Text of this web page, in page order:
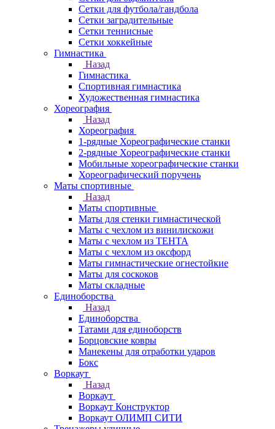
Сетки для футбола/гандбола
Сетки заградительные
Сетки теннисные
Сетки хоккейные
Гимнастика
Назад
Гимнастика
Спортивная гимнастика
Художественная гимнастика
Хореография
Назад
Хореография
1-рядные Хореографические станки
2-рядные Хореографические станки
Мобильные хореографические станки
Хореографический поручень
Маты спортивные
Назад
Маты спортивные
Маты для стенки гимнастической
Маты с чехлом из винилискожи
Маты с чехлом из ТЕНТА
Маты с чехлом из оксфорд
Маты гимнастические огнестойкие
Маты для соскоков
Маты складные
Единоборства
Назад
Единоборства
Татами для единоборств
Борцовские ковры
Манекены для отработки ударов
Бокс
Воркаут
Назад
Воркаут
Воркаут Конструктор
Воркаут ОЛИМП СИТИ